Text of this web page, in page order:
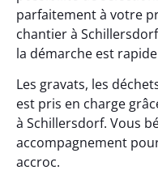
parfaitement à votre
chantier à
la démarche est
Les gravats, les
est pris en charge
à Schillersdorf. Vous
accompagnement
accroc.